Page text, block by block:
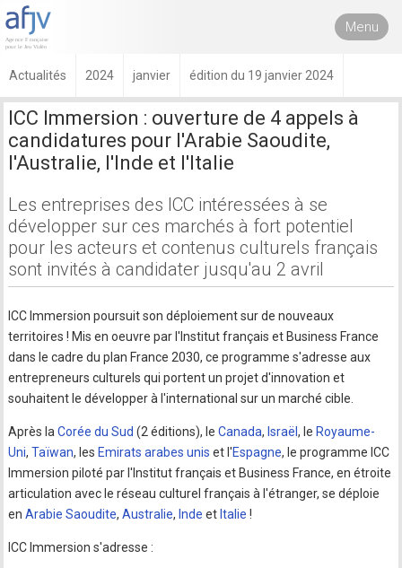
Menu
Actualités 2024 janvier édition du 19 janvier 2024
ICC Immersion : ouverture de 4 appels à
candidatures pour l'Arabie Saoudite,
l'Australie, l'Inde et l'Italie
Les entreprises des ICC intéressées à se
développer sur ces marchés à fort potentiel
pour les acteurs et contenus culturels français
sont invités à candidater jusqu'au 2 avril
ICC Immersion poursuit son déploiement sur de nouveaux
territoires ! Mis en oeuvre par l'Institut français et Business France
dans le cadre du plan France 2030, ce programme s'adresse aux
entrepreneurs culturels qui portent un projet d'innovation et
souhaitent le développer à l'international sur un marché cible.
Après laCorée du Sud (2 éditions), leCanada, Israël, le Royaume-
Uni,Taïwan, les Emirats arabes unis et l'Espagne, le programme ICC
Immersion piloté par l'Institut français et Business France, en étroite
articulation avec le réseau culturel français à l'étranger, se déploie
enArabie Saoudite,Australie, Inde et Italie !
ICC Immersion s'adresse :